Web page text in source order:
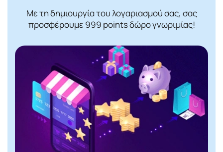
Με τη δημιουργία του λογαριασμού σας, σας
προσφέρουμε 999 points δώρο γνωριμίας!